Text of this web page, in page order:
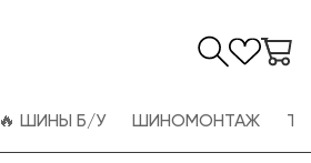
🔥 ШИНЫ Б/У ШИНОМОНТАЖ